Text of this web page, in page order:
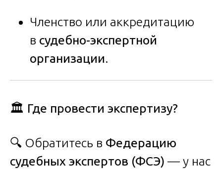
Членство или аккредитацию
в судебно-экспертной
организации.
🏛 Где провести экспертизу?
🔍 Обратитесь в Федерацию
судебных экспертов (ФСЭ) — у нас